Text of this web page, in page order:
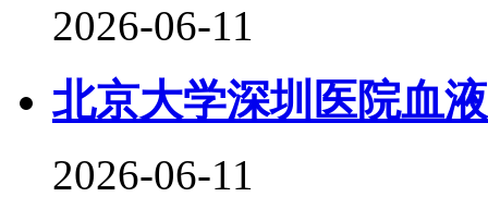
2026-06-11
北京大学深圳医院血
2026-06-11